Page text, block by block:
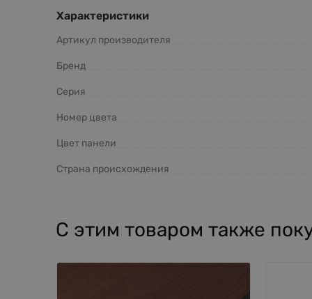
Характеристики
Артикул производителя
Бренд
Серия
Номер цвета
Цвет панели
Страна происхождения
С этим товаром также